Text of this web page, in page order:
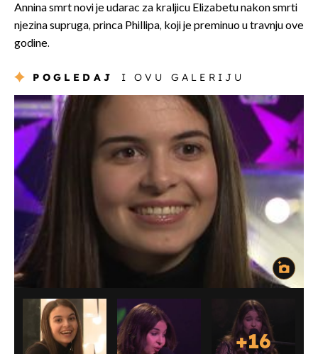
Annina smrt novi je udarac za kraljicu Elizabetu nakon smrti
njezina supruga, princa Phillipa, koji je preminuo u travnju ove
godine.
POGLEDAJ I OVU GALERIJU
+16